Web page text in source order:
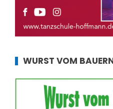
WURST VOM